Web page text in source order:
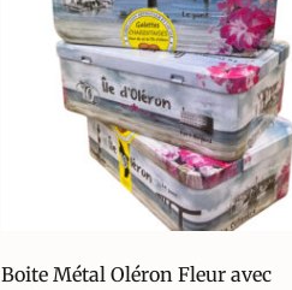
Boite Métal Oléron Fleur avec